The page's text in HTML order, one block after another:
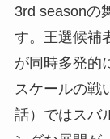
3rd seasonの
す。王選候補
が同時多発的
スケールの戦
話）ではスバ